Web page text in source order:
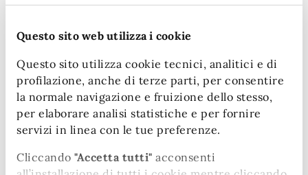
Questo sito web utilizza i cookie
Questo sito utilizza cookie tecnici, analitici e di
profilazione, anche di terze parti, per consentire
la normale navigazione e fruizione dello stesso,
per elaborare analisi statistiche e per fornire
servizi in linea con le tue preferenze.
Cliccando "Accetta tutti" acconsenti
collaborazione con la scuola edile
Aldo Moro"
ore 9.30 MANI CREATIVE CONTRO LA VIOLENZA SULLE
DONNE - PERFORMANCE
NOI SIAMO LUCE" E MOSTRA COLLETTIVA (chiostrina bet)
Liceo Artistico Metelli di Terni in collaborazione con
l'Associazione Noità APS
ore 11 CAMMINATA DELLO SPORT dalla chiesa del Carmine
fino a P.zzo Spada (panchina rossa) e consegna della fiaccola